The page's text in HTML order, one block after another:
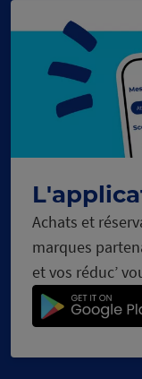
Achats et
marques
et vos réduc’